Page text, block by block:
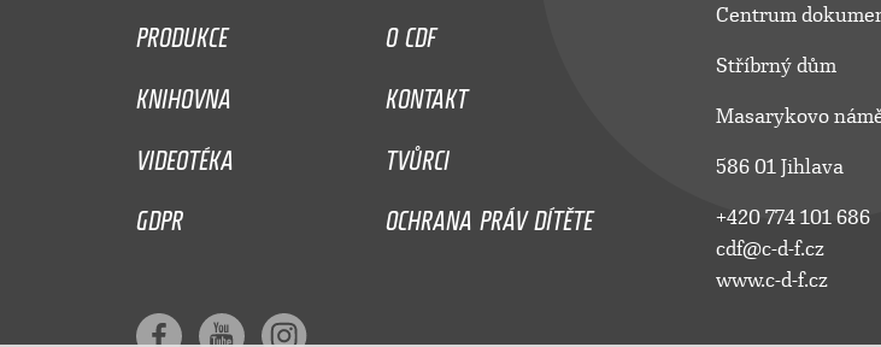
PRODUKCE
O CDF
KNIHOVNA
KONTAKT
VIDEOTÉKA
TVŮRCI
GDPR
OCHRANA PRÁV DÍTĚTE
Centrum
Stříbrný dům
Masarykovo
586 01 Jihlava
+420 774 101 686
cdf@c-d-f.cz
www.c-d-f.cz